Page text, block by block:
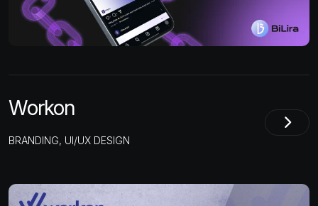
Workon
BRANDING, UI/UX DESIGN